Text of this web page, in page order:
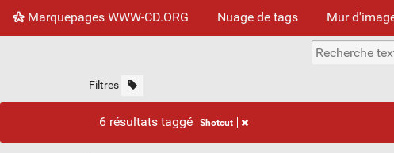
Marquepages WWW-CD.ORG Nuage de tags Mur
Filtres
6 résultats taggé Shotcut